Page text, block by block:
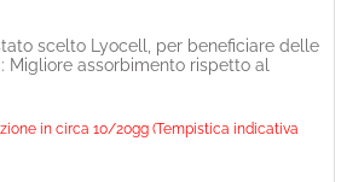
scelto Lyocell, per beneficiare delle
Migliore assorbimento rispetto al
in circa 10/20gg (Tempistica indicativa